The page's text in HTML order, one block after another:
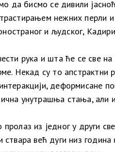
да бисмо се дивили
нежних перли
и људског,
рука и шта ће се све
Некад су то апстрактни
деформисане
унутрашња стања,
из једног у други
већ дуги низ година